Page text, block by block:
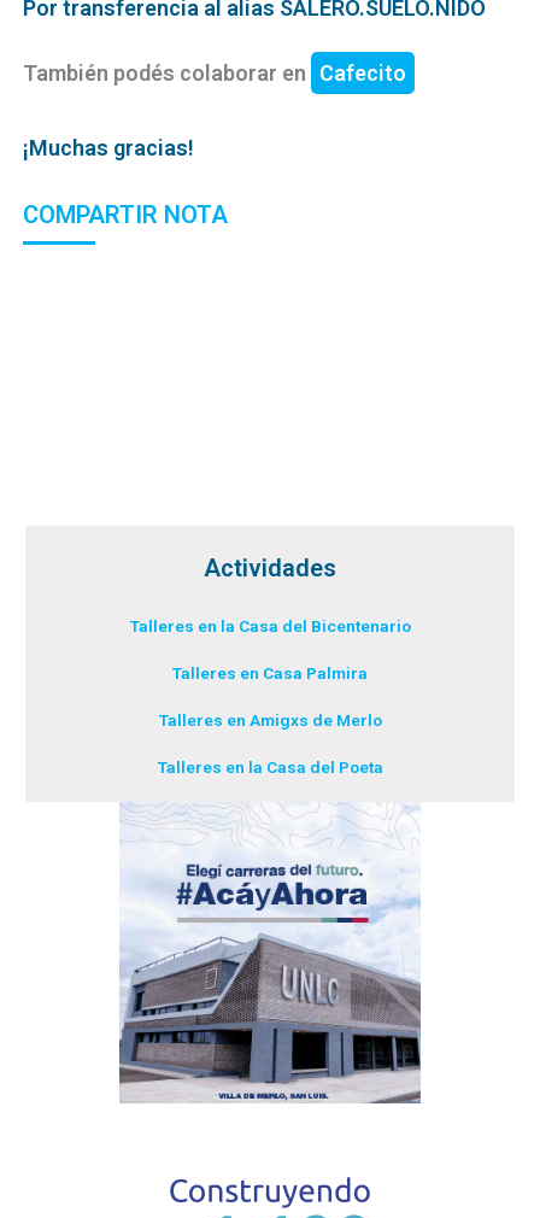
Por transferencia al alias SALERO.SUELO.NIDO
También podés colaborar en Cafecito
¡Muchas gracias!
COMPARTIR NOTA
Actividades
Talleres en la Casa del Bicentenario
Talleres en Casa Palmira
Talleres en Amigxs de Merlo
Talleres en la Casa del Poeta